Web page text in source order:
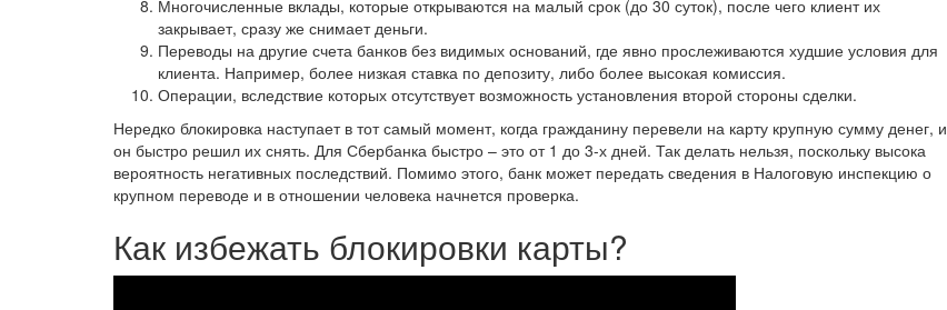
Многочисленные вклады, которые открываются на малый срок (до 30 суток), после чего клиент их
закрывает, сразу же снимает деньги.
Переводы на другие счета банков без видимых оснований, где явно прослеживаются худшие условия для
клиента. Например, более низкая ставка по депозиту, либо более высокая комиссия.
Операции, вследствие которых отсутствует возможность установления второй стороны сделки.
Нередко блокировка наступает в тот самый момент, когда гражданину перевели на карту крупную сумму денег, и
он быстро решил их снять. Для Сбербанка быстро – это от 1 до 3-х дней. Так делать нельзя, поскольку высока
вероятность негативных последствий. Помимо этого, банк может передать сведения в Налоговую инспекцию о
крупном переводе и в отношении человека начнется проверка.
Как избежать блокировки карты?